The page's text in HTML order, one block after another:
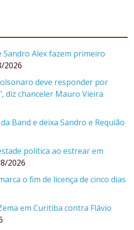
Sandro Alex fazem primeiro
2026
deve responder por
diz chanceler Mauro Vieira
Band e deixa Sandro e Requião
política ao estrear em
2026
o fim de licença de cinco dias
em Curitiba contra Flávio